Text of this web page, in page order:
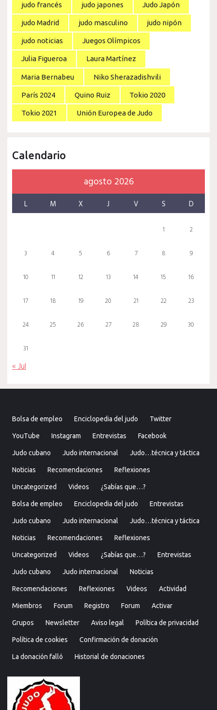
judo francés judo japones Judo Japón
judo Madrid judo masculino judo nipón
judo noticias Juegos Olímpicos
Julia Figueroa Laura Martínez
Maria Bernabeu Niko Sherazadishvili
París 2024 Quino Ruiz Tokio 2020
Tokio 2021 Unión Europea de Judo
Calendario
agosto 2026
L M X J V S D
1 2
3 4 5 6 7 8 9
10 11 12 13 14 15 16
17 18 19 20 21 22 23
24 25 26 27 28 29 30
31
« Jul
Bolsa de empleo Enciclopedia del judo Twitter
YouTube Instagram Entrevistas Facebook
Judo cubano Judo internacional Judo…técnica y táctica
Noticias Recomendaciones Reflexiones
Uncategorized Videos ¿Sabías que…?
Bolsa de empleo Enciclopedia del judo Entrevistas
Judo cubano Judo internacional Judo…técnica y táctica
Noticias Recomendaciones Reflexiones
Uncategorized Videos ¿Sabías que…? Entrevistas
Judo cubano Judo internacional Noticias
Recomendaciones Reflexiones Videos Actividad
Miembros Forum Registro Forum Activar
Grupos Newsletter Aviso legal Política de privacidad
Política de cookies Confirmación de donación
La donación falló Historial de donaciones